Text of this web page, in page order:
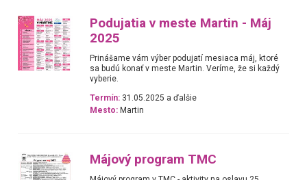
Podujatia v meste Martin - Máj
2025
Prinášame vám výber podujatí mesiaca máj, ktoré
sa budú konať v meste Martin. Veríme, že si každý
vyberie.
Termín: 31.05.2025 a ďalšie
Mesto: Martin
Májový program TMC